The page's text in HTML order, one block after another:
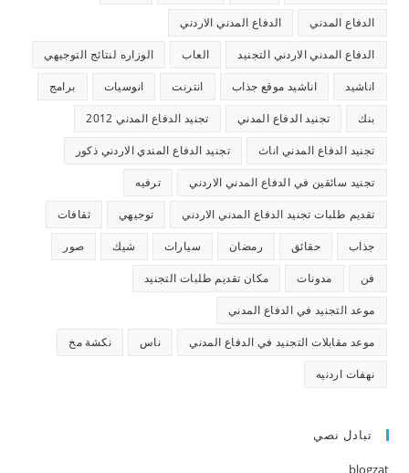
الدفاع المدني الدفاع المدني الاردني
الدفاع المدني الاردني التجنيد العاب الوزاره لنتائج التوجيهي
اناشيد اناشيد موقع جذاب انترنت انوسيات برامج
بنك تجنيد الدفاع المدني تجنيد الدفاع المدني 2012
تجنيد الدفاع المدني اناث تجنيد الدفاع المندي الاردني ذكور
تجنيد سائقين في الدفاع المدني الاردني ترفيه
تقديم طلبات تجنيد الدفاع المدني الاردني توجيهي ثقافات
جذاب حقائق رمضان سيارات شيك صور
فن مدونات مكان تقديم طلبات التجنيد
موعد التجنيد في الدفاع المدني
موعد مقابلات التجنيد في الدفاع المدني ناس نكشة مخ
نهفات اردنيه
تبادل نصي